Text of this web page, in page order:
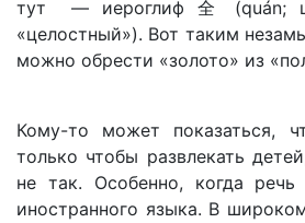
тут — иероглиф 全 (quán;
«целостный»). Вот таким
можно обрести «золото» из
Кому-то может показаться,
только чтобы развлекать
не так. Особенно, когда
иностранного языка. В